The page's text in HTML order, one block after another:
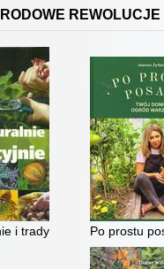
REWOLUCJE
i tradycyjnie Po prostu